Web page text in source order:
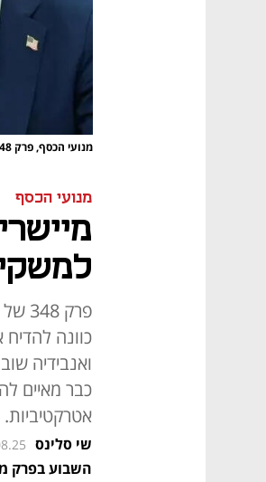
מנועי הכסף, פרק 348
מנועי הכסף
כוונה
ואנבידיה
כבר מאיים
שי סלינס